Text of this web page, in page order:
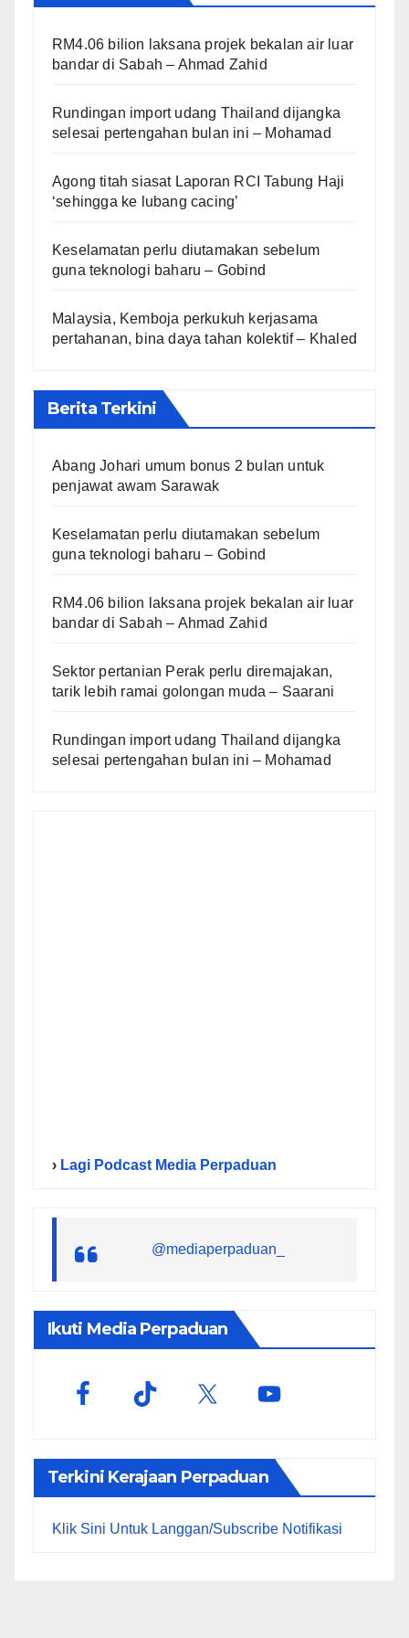
RM4.06 bilion laksana projek bekalan air luar
bandar di Sabah – Ahmad Zahid
Rundingan import udang Thailand dijangka
selesai pertengahan bulan ini – Mohamad
Agong titah siasat Laporan RCI Tabung Haji
‘sehingga ke lubang cacing’
Keselamatan perlu diutamakan sebelum
guna teknologi baharu – Gobind
Malaysia, Kemboja perkukuh kerjasama
pertahanan, bina daya tahan kolektif – Khaled
Berita Terkini
Abang Johari umum bonus 2 bulan untuk
penjawat awam Sarawak
Keselamatan perlu diutamakan sebelum
guna teknologi baharu – Gobind
RM4.06 bilion laksana projek bekalan air luar
bandar di Sabah – Ahmad Zahid
Sektor pertanian Perak perlu diremajakan,
tarik lebih ramai golongan muda – Saarani
Rundingan import udang Thailand dijangka
selesai pertengahan bulan ini – Mohamad
› Lagi Podcast Media Perpaduan
@mediaperpaduan_
Ikuti Media Perpaduan
Terkini Kerajaan Perpaduan
Klik Sini Untuk Langgan/Subscribe Notifikasi